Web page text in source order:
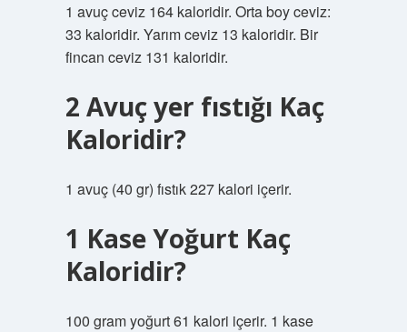
1 avuç ceviz 164 kaloridir. Orta boy ceviz:
33 kaloridir. Yarım ceviz 13 kaloridir. Bir
fincan ceviz 131 kaloridir.
2 Avuç yer fıstığı Kaç
Kaloridir?
1 avuç (40 gr) fıstık 227 kalori içerir.
1 Kase Yoğurt Kaç
Kaloridir?
100 gram yoğurt 61 kalori içerir. 1 kase